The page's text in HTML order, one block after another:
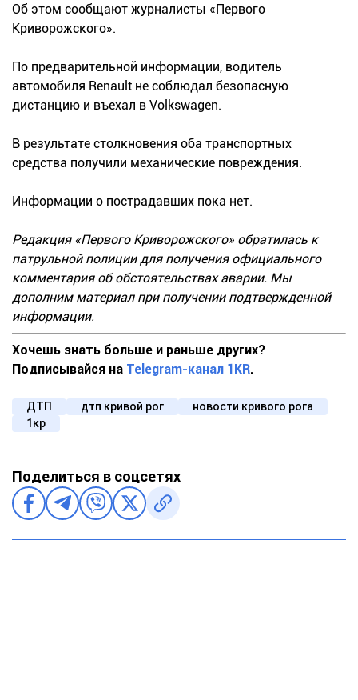
Об этом сообщают журналисты «Первого
Криворожского».
По предварительной информации, водитель
автомобиля Renault не соблюдал безопасную
дистанцию и въехал в Volkswagen.
В результате столкновения оба транспортных
средства получили механические повреждения.
Информации о пострадавших пока нет.
Редакция «Первого Криворожского» обратилась к
патрульной полиции для получения официального
комментария об обстоятельствах аварии. Мы
дополним материал при получении подтвержденной
информации.
Хочешь знать больше и раньше других?
Подписывайся на Telegram-канал 1KR.
ДТП дтп кривой рог
новости кривого рога
1кр
Поделиться в соцсетях